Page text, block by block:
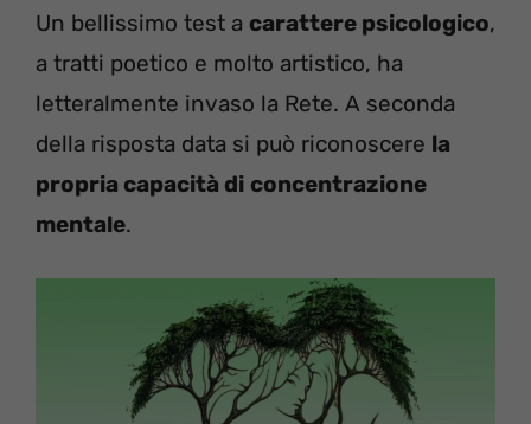
Un bellissimo test a carattere psicologico,
a tratti poetico e molto artistico, ha
letteralmente invaso la Rete. A seconda
della risposta data si può riconoscere la
propria capacità di concentrazione
mentale.